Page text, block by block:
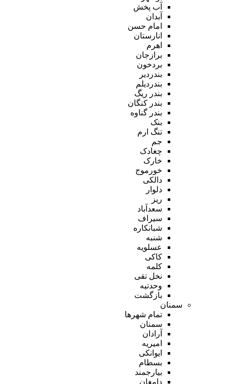
آب پخش
آبدان
امام حسن
انارستان
اهرم
برازجان
بردخون
بندردیر
بندردیلم
بندر ریگ
بندر کنگان
بندر گناوه
بنک
تنگ ارم
جم
چغادک
خارک
خورموج
دالکی
دلوار
ریز
سعدآباد
سیراف
شبانکاره
شنبه
عسلویه
کاکی
کلمه
نخل تقی
وحدتیه
بازگشت
سمنان
تمام شهر‌ها
سمنان
آرادان
امیریه
ایوانکی
بسطام
بیارجمند
دامغان